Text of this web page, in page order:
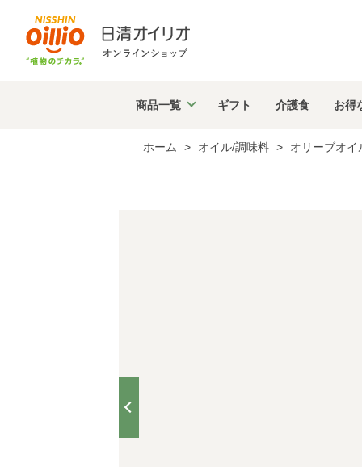
商品一覧 ギフト 介護食 お得
ホーム > オイル/調味料 > オリーブオイ